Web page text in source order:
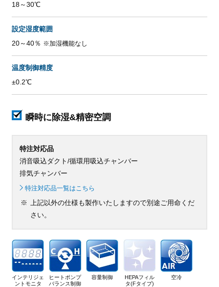
18～30℃
設定湿度範囲
20～40％ ※加湿機能なし
温度制御精度
±0.2℃
瞬時に除湿&精密空調
特注対応品
消音吸込ダクト/循環用吸込チャンバー
排気チャンバー
特注対応品一覧はこちら
上記以外の仕様も製作いたしますので別途ご用命くだ
さい。
インテリジェ
ントモニタ
ヒートポンプ
バランス制御
容量制御
HEPAフィル
タ(Fタイプ)
空冷